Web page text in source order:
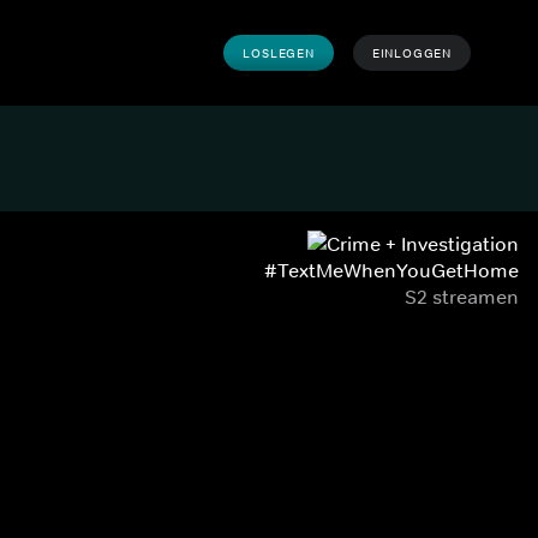
LOSLEGEN EINLOGGEN
#TextMeWhenYouGetHome
S2 streamen